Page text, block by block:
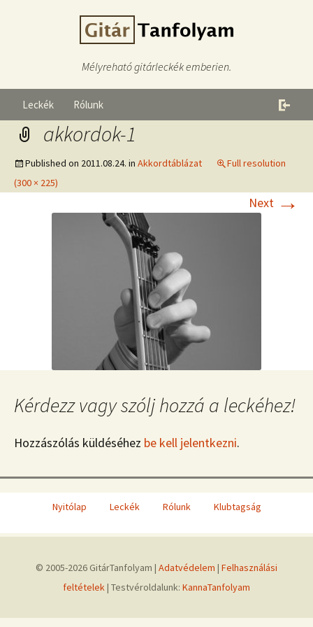
Mélyreható gitárleckék emberien.
Leckék Rólunk
akkordok-1
Published on 2011.08.24. in Akkordtáblázat
Full resolution
(300 × 225)
Next →
Kérdezz vagy szólj hozzá a leckéhez!
Hozzászólás küldéséhez be kell jelentkezni.
Nyitólap Leckék Rólunk Klubtagság
© 2005-2026 GitárTanfolyam | Adatvédelem | Felhasználási
feltételek| Testvéroldalunk: KannaTanfolyam